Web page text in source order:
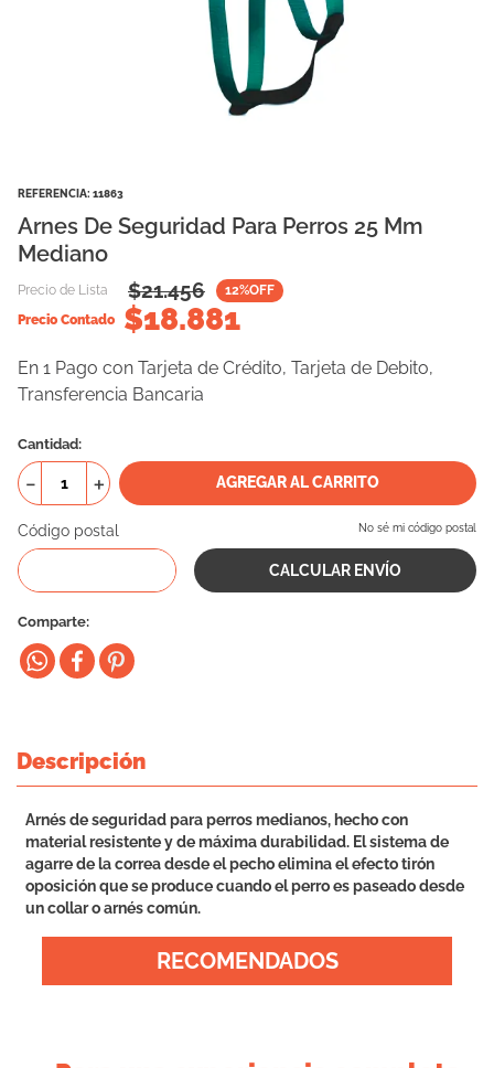
REFERENCIA: 11863
Arnes De Seguridad Para Perros 25 Mm
Mediano
Precio de Lista $21.456 12%OFF
Precio Contado
$18.881
En 1 Pago con Tarjeta de Crédito, Tarjeta de Debito,
Transferencia Bancaria
Cantidad
＋
－ AGREGAR AL CARRITO
Código postal No sé mi código postal
Comparte
Descripción
Arnés de seguridad para perros medianos, hecho con
material resistente y de máxima durabilidad. El sistema de
agarre de la correa desde el pecho elimina el efecto tirón
oposición que se produce cuando el perro es paseado desde
un collar o arnés común.
RECOMENDADOS
vital can